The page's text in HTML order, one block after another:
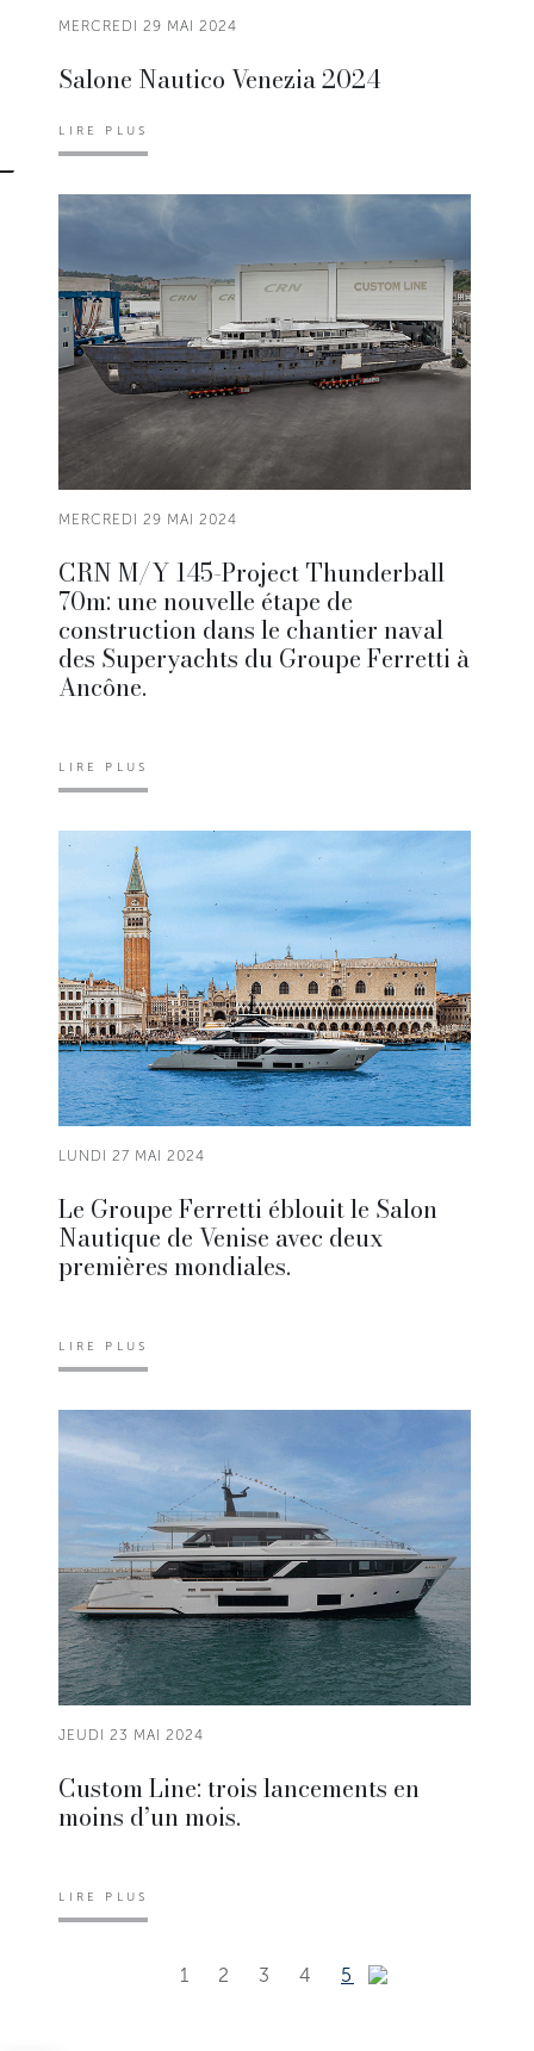
MERCREDI 29 MAI 2024
Salone Nautico Venezia 2024
LIRE PLUS
MERCREDI 29 MAI 2024
CRN M/Y 145-Project Thunderball
70m: une nouvelle étape de
construction dans le chantier naval
des Superyachts du Groupe Ferretti à
Ancône.
LIRE PLUS
LUNDI 27 MAI 2024
Le Groupe Ferretti éblouit le Salon
Nautique de Venise avec deux
premières mondiales.
LIRE PLUS
JEUDI 23 MAI 2024
Custom Line: trois lancements en
moins d’un mois.
LIRE PLUS
1 2 3 4 5